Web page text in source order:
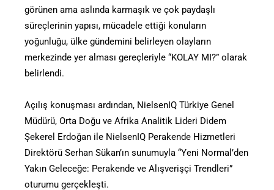
görünen ama aslında karmaşık ve çok paydaşlı
süreçlerinin yapısı, mücadele ettiği konuların
yoğunluğu, ülke gündemini belirleyen olayların
merkezinde yer alması gereçleriyle “KOLAY MI?” olarak
belirlendi.
Açılış konuşması ardından, NielsenIQ Türkiye Genel
Müdürü, Orta Doğu ve Afrika Analitik Lideri Didem
Şekerel Erdoğan ile NielsenIQ Perakende Hizmetleri
Direktörü Serhan Sükan’ın sunumuyla “Yeni Normal’den
Yakın Geleceğe: Perakende ve Alışverişçi Trendleri”
oturumu gerçekleşti.